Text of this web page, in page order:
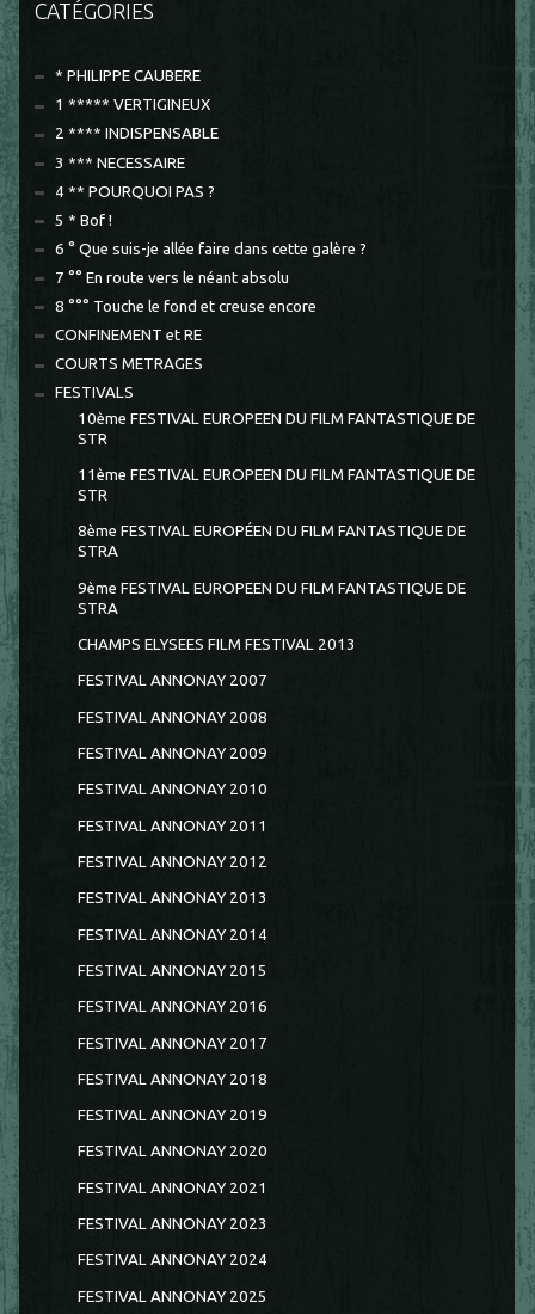
CATÉGORIES
* PHILIPPE CAUBERE
1 ***** VERTIGINEUX
2 **** INDISPENSABLE
3 *** NECESSAIRE
4 ** POURQUOI PAS ?
5 * Bof !
6 ° Que suis-je allée faire dans cette galère ?
7 °° En route vers le néant absolu
8 °°° Touche le fond et creuse encore
CONFINEMENT et RE
COURTS METRAGES
FESTIVALS
10ème FESTIVAL EUROPEEN DU FILM FANTASTIQUE DE
STR
11ème FESTIVAL EUROPEEN DU FILM FANTASTIQUE DE
STR
8ème FESTIVAL EUROPÉEN DU FILM FANTASTIQUE DE
STRA
9ème FESTIVAL EUROPEEN DU FILM FANTASTIQUE DE
STRA
CHAMPS ELYSEES FILM FESTIVAL 2013
FESTIVAL ANNONAY 2007
FESTIVAL ANNONAY 2008
FESTIVAL ANNONAY 2009
FESTIVAL ANNONAY 2010
FESTIVAL ANNONAY 2011
FESTIVAL ANNONAY 2012
FESTIVAL ANNONAY 2013
FESTIVAL ANNONAY 2014
FESTIVAL ANNONAY 2015
FESTIVAL ANNONAY 2016
FESTIVAL ANNONAY 2017
FESTIVAL ANNONAY 2018
FESTIVAL ANNONAY 2019
FESTIVAL ANNONAY 2020
FESTIVAL ANNONAY 2021
FESTIVAL ANNONAY 2023
FESTIVAL ANNONAY 2024
FESTIVAL ANNONAY 2025